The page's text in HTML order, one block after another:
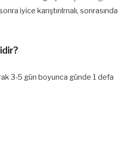
iyice karıştırılmalı, sonrasında
3-5 gün boyunca günde 1 defa